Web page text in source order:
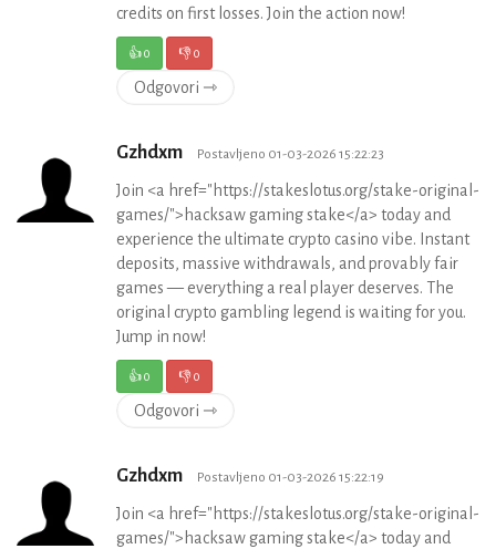
credits on first losses. Join the action now!
👍0 👎0
Odgovori ⇾
Gzhdxm Postavljeno 01-03-2026 15:22:23
Join <a href="https://stakeslotus.org/stake-original-
games/">hacksaw gaming stake</a> today and
experience the ultimate crypto casino vibe. Instant
deposits, massive withdrawals, and provably fair
games — everything a real player deserves. The
original crypto gambling legend is waiting for you.
Jump in now!
👍0 👎0
Odgovori ⇾
Gzhdxm Postavljeno 01-03-2026 15:22:19
Join <a href="https://stakeslotus.org/stake-original-
games/">hacksaw gaming stake</a> today and